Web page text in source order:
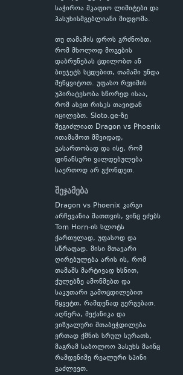
საჭიროა მკაფიო ლიმიტები და
პასუხისმგებლიანი მიდგომა.
თუ თამაშის დროს გრძნობთ,
რომ მხოლოდ მოგების
დაბრუნებას ცდილობთ ან
ბიუჯეტს სცდებით, თამაში უნდა
შეწყვიტოთ. უფასო რეჟიმის
უპირატესობა სწორედ ისაა,
რომ ასეთ რისკს თავიდან
იცილებთ. Sloto.ge-ზე
შეგიძლიათ Dragon vs Phoenix
ითამაშოთ მშვიდად,
გასართობად და ისე, რომ
ფინანსური ვალდებულება
საერთოდ არ გქონდეთ.
შეჯამება
Dragon vs Phoenix კარგი
არჩევანია მათთვის, ვინც ეძებს
Tom Horn-ის სლოტს
ქართულად, უფასოდ და
სწრაფად. მისი მთავარი
ღირებულება არის ის, რომ
თამაშს მარტივად ხსნით,
ქულებზე ამოწმებთ და
საკუთარი გამოცდილებით
წყვეტთ, რამდენად გერგებათ.
აღწერა, მექანიკა და
ვიზუალური შთაბეჭდილება
ერთად ქმნის სრულ სურათს,
მაგრამ საბოლოო პასუხს მაინც
რამდენიმე რეალური სპინი
გაძლევთ.